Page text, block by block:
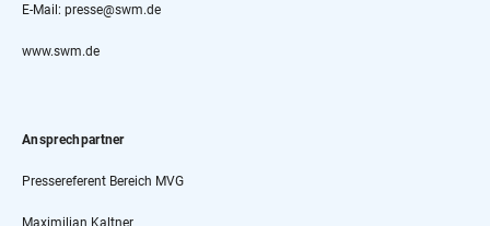
E-Mail: presse@swm.de
www.swm.de
Ansprechpartner
Pressereferent Bereich MVG
Maximilian Kaltner